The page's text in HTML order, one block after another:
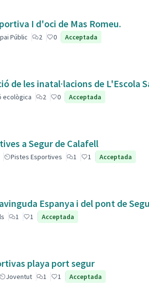
I d'oci de Mas Romeu.
Públic 2 0 Acceptada
de les inatal·lacions de L'Escola
ecològica 2 0 Acceptada
a Segur de Calafell
Pistes Esportives 1 1 Acceptada
Espanya i del pont de
1 1 Acceptada
playa port segur
Joventut 1 1 Acceptada